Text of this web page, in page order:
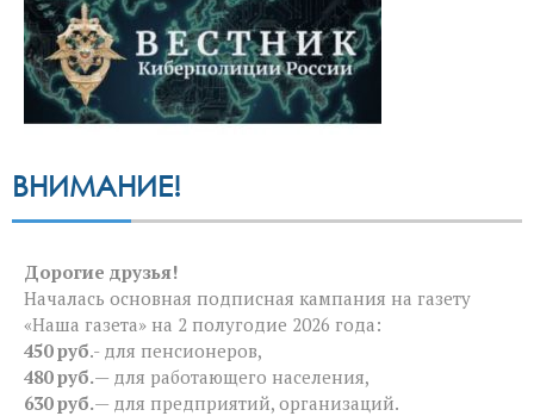
ВНИМАНИЕ!
Дорогие друзья!
Началась основная подписная кампания на газету
«Наша газета» на 2 полугодие 2026 года:
450 руб.- для пенсионеров,
480 руб.— для работающего населения,
630 руб.— для предприятий, организаций.